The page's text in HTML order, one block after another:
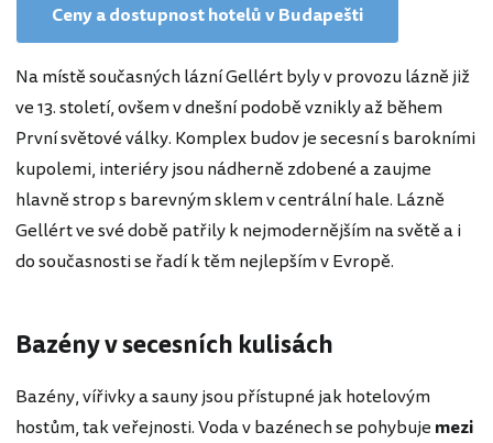
Ceny a dostupnost hotelů v Budapešti
Na místě současných lázní Gellért byly v provozu lázně již
ve 13. století, ovšem v dnešní podobě vznikly až během
První světové války. Komplex budov je secesní s barokními
kupolemi, interiéry jsou nádherně zdobené a zaujme
hlavně strop s barevným sklem v centrální hale. Lázně
Gellért ve své době patřily k nejmodernějším na světě a i
do současnosti se řadí k těm nejlepším v Evropě.
Bazény v secesních kulisách
Bazény, vířivky a sauny jsou přístupné jak hotelovým
hostům, tak veřejnosti. Voda v bazénech se pohybuje mezi